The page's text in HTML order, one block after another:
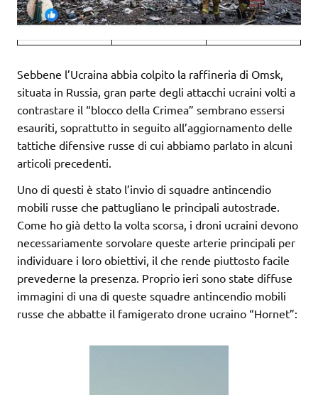
Sebbene l’Ucraina abbia colpito la raffineria di Omsk,
situata in Russia, gran parte degli attacchi ucraini volti a
contrastare il “blocco della Crimea” sembrano essersi
esauriti, soprattutto in seguito all’aggiornamento delle
tattiche difensive russe di cui abbiamo parlato in alcuni
articoli precedenti.
Uno di questi è stato l’invio di squadre antincendio
mobili russe che pattugliano le principali autostrade.
Come ho già detto la volta scorsa, i droni ucraini devono
necessariamente sorvolare queste arterie principali per
individuare i loro obiettivi, il che rende piuttosto facile
prevederne la presenza. Proprio ieri sono state diffuse
immagini di una di queste squadre antincendio mobili
russe che abbatte il famigerato drone ucraino “Hornet”: